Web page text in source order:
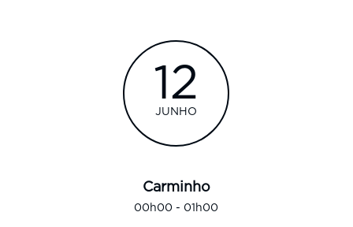
12
JUNHO
Carminho
00h00 - 01h00